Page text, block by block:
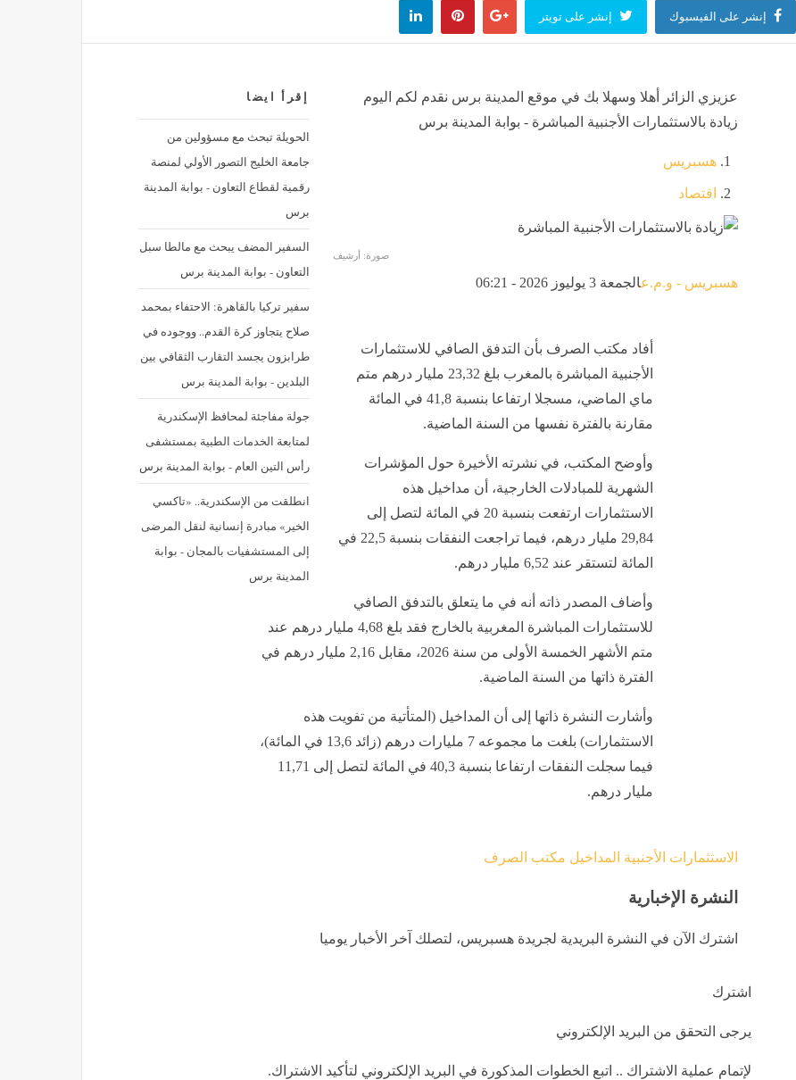
إنشر على الفيسبوك إنشر على تويتر
إقرأ ايضا
الحويلة تبحث مع مسؤولين من
جامعة الخليج التصور الأولي لمنصة
رقمية لقطاع التعاون - بوابة المدينة
برس
السفير المضف يبحث مع مالطا سبل
التعاون - بوابة المدينة برس
سفير تركيا بالقاهرة: الاحتفاء بمحمد
صلاح يتجاوز كرة القدم.. ووجوده في
طرابزون يجسد التقارب الثقافي بين
البلدين - بوابة المدينة برس
جولة مفاجئة لمحافظ الإسكندرية
لمتابعة الخدمات الطبية بمستشفى
رأس التين العام - بوابة المدينة برس
انطلقت من الإسكندرية.. «تاكسي
الخير» مبادرة إنسانية لنقل المرضى
إلى المستشفيات بالمجان - بوابة
المدينة برس
عزيزي الزائر أهلا وسهلا بك في موقع المدينة برس نقدم لكم اليوم
زيادة بالاستثمارات الأجنبية المباشرة - بوابة المدينة برس
هسبريس
اقتصاد
صورة: أرشيف
هسبريس - و.م.عالجمعة 3 يوليوز 2026 - 06:21
أفاد مكتب الصرف بأن التدفق الصافي للاستثمارات
الأجنبية المباشرة بالمغرب بلغ 23,32 مليار درهم متم
ماي الماضي، مسجلا ارتفاعا بنسبة 41,8 في المائة
مقارنة بالفترة نفسها من السنة الماضية.
وأوضح المكتب، في نشرته الأخيرة حول المؤشرات
الشهرية للمبادلات الخارجية، أن مداخيل هذه
الاستثمارات ارتفعت بنسبة 20 في المائة لتصل إلى
29,84 مليار درهم، فيما تراجعت النفقات بنسبة 22,5 في
المائة لتستقر عند 6,52 مليار درهم.
وأضاف المصدر ذاته أنه في ما يتعلق بالتدفق الصافي
للاستثمارات المباشرة المغربية بالخارج فقد بلغ 4,68 مليار درهم عند
متم الأشهر الخمسة الأولى من سنة 2026، مقابل 2,16 مليار درهم في
الفترة ذاتها من السنة الماضية.
وأشارت النشرة ذاتها إلى أن المداخيل (المتأتية من تفويت هذه
الاستثمارات) بلغت ما مجموعه 7 مليارات درهم (زائد 13,6 في المائة)،
فيما سجلت النفقات ارتفاعا بنسبة 40,3 في المائة لتصل إلى 11,71
مليار درهم.
الاستثمارات الأجنبية المداخيل مكتب الصرف
النشرة الإخبارية
اشترك الآن في النشرة البريدية لجريدة هسبريس، لتصلك آخر الأخبار يوميا
اشترك
يرجى التحقق من البريد الإلكتروني
لإتمام عملية الاشتراك .. اتبع الخطوات المذكورة في البريد الإلكتروني لتأكيد الاشتراك.